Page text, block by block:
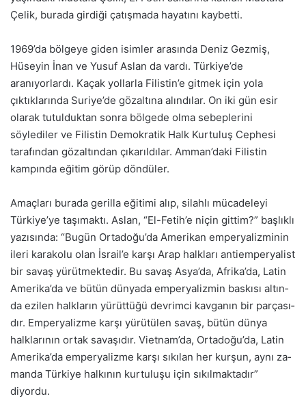
Çelik, burada girdiği çatışmada hayatını kaybetti.
1969’da bölgeye giden isimler arasında Deniz Gezmiş,
Hüseyin İnan ve Yusuf Aslan da vardı. Türkiye’de
aranıyorlardı. Kaçak yollarla Filistin’e gitmek için yola
çıktıklarında Suriye’de gözaltına alındılar. On iki gün esir
olarak tutulduktan sonra bölgede olma sebeplerini
söylediler ve Filistin Demokratik Halk Kurtuluş Cephesi
tarafından gözaltından çıkarıldılar. Amman’daki Filistin
kampında eğitim görüp döndüler.
Amaçları burada gerilla eğitimi alıp, silahlı mücadeleyi
Türkiye’ye taşımaktı. As­lan, “El-Fe­ti­h’­e ni­çin git­tim?” başlık­lı
ya­zı­sında: “Bu­gün Or­ta­do­ğu’da Ame­ri­kan emperyalizmi­nin
ile­ri ka­ra­ko­lu olan İs­ra­il’­e kar­şı Arap halk­la­rı an­ti­em­per­ya­list
bir sa­vaş yü­rüt­mek­te­dir. Bu savaş As­ya’da, Af­ri­ka’da, La­tin
Ame­ri­ka’da ve bü­tün dün­ya­da em­per­ya­liz­min bas­kı­sı al­tın­
da ezi­len halk­la­rın yü­rüt­tü­ğü dev­rim­ci kav­ga­nın bir par­ça­sı­
dır. Em­per­ya­liz­me kar­şı yü­rü­tü­len sa­vaş, bü­tün dün­ya
halkla­rı­nın or­tak sa­va­şı­dır. Vi­et­na­m’­da, Or­ta­do­ğu’da, La­tin
Ame­ri­ka’da em­per­ya­liz­me kar­şı sı­kı­lan her kurşun, ay­nı za­
man­da Tür­ki­ye hal­kı­nın kur­tu­lu­şu için sıkıl­mak­ta­dır”
diyordu.